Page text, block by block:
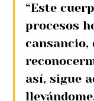
“Este
procesos
cansancio,
así, sigue